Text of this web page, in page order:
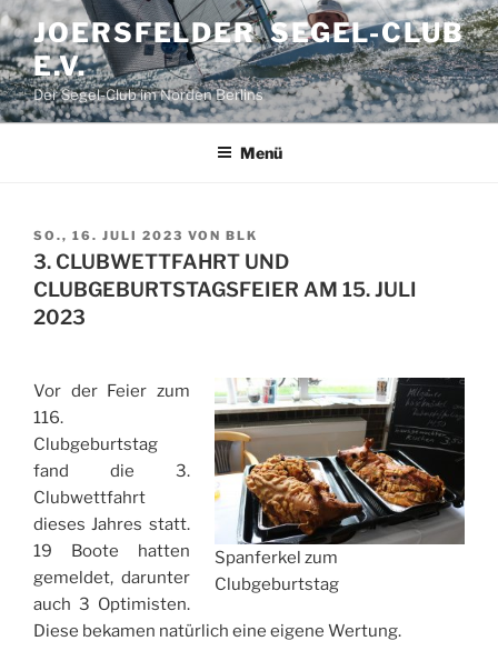
Zum
Inhalt
springen
JOERSFELDER SEGEL-CLUB
E.V.
Der Segel-Club im Norden Berlins
Menü
VERÖFFENTLICHT
AM
SO., 16. JULI 2023 VON BLK
3. CLUBWETTFAHRT UND
CLUBGEBURTSTAGSFEIER AM 15. JULI
2023
Spanferkel zum
Clubgeburtstag
Vor der Feier zum
116.
Clubgeburtstag
fand die 3.
Clubwettfahrt
dieses Jahres statt.
19 Boote hatten
gemeldet, darunter
auch 3 Optimisten.
Diese bekamen natürlich eine eigene Wertung.